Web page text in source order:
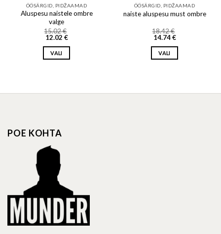
ÖÖSÄRGID, PIDŽAAMAD
Aluspesu naistele ombre
valge
15.02€
12.02 €
VALI
multiple
may
chosen
on
the
product
page
ÖÖSÄRGID, PIDŽAAMAD
naiste aluspesu must ombre
18.42€
14.74€
VALI
multiple
POE KOHTA